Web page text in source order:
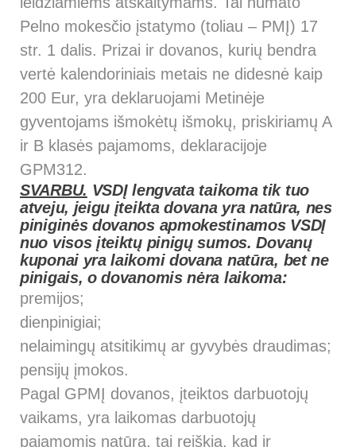
Pelno mokesčio įstatymo (toliau – PMĮ) 17
str. 1 dalis. Prizai ir dovanos, kurių bendra
vertė kalendoriniais metais ne didesnė kaip
200 Eur, yra deklaruojami Metinėje
gyventojams išmokėtų išmokų, priskiriamų A
ir B klasės pajamoms, deklaracijoje
GPM312.
SVARBU. VSDĮ lengvata taikoma tik tuo
atveju, jeigu įteikta dovana yra natūra, nes
piniginės dovanos apmokestinamos VSDĮ
nuo visos įteiktų pinigų sumos. Dovanų
kuponai yra laikomi dovana natūra, bet ne
pinigais, o dovanomis nėra laikoma:
premijos;
dienpinigiai;
nelaimingų atsitikimų ar gyvybės draudimas;
pensijų įmokos.
Pagal GPMĮ dovanos, įteiktos darbuotojų
vaikams, yra laikomas darbuotojų
pajamomis natūra, tai reiškia, kad ir